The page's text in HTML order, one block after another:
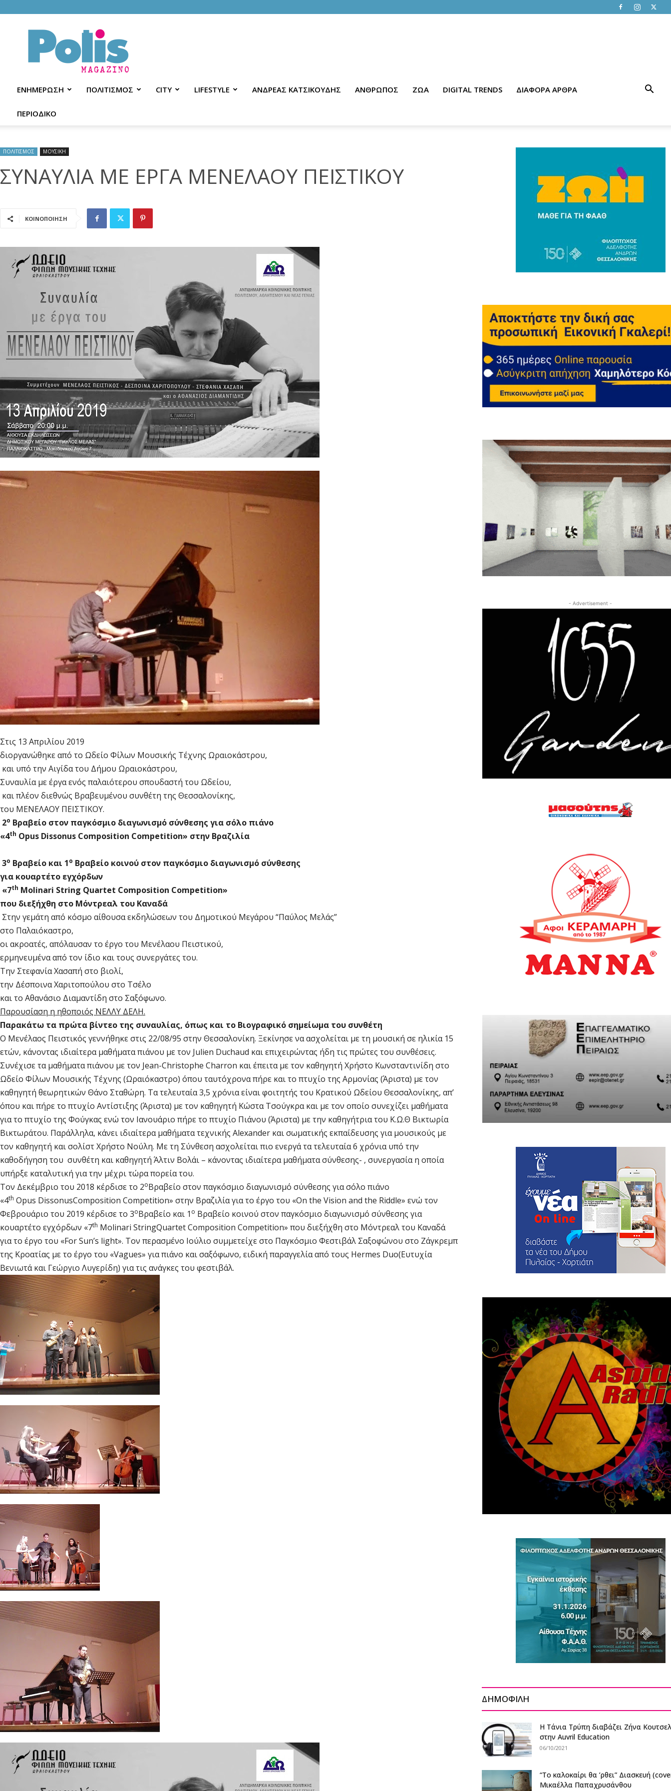
Polis
Magazino
ΕΝΗΜΕΡΩΣΗ ΠΟΛΙΤΙΣΜΟΣ CITY LIFESTYLE ΑΝΔΡΕΑΣ ΚΑΤΣΙΚΟΥΔΗΣ ΑΝΘΡΩΠΟΣ ΖΩΑ DIGITAL TRENDS ΔΙΑΦΟΡΑ ΑΡΘΡΑ
ΠΕΡΙΟΔΙΚΟ
ΠΟΛΙΤΙΣΜΟΣ ΜΟΥΣΙΚΗ
ΣΥΝΑΥΛΙΑ ΜΕ ΕΡΓΑ ΜΕΝΕΛΑΟΥ ΠΕΙΣΤΙΚΟΥ
ΚΟΙΝΟΠΟΙΗΣΗ
Στις 13 Απριλίου 2019
διοργανώθηκε από το Ωδείο Φίλων Μουσικής Τέχνης Ωραιοκάστρου,
και υπό την Αιγίδα του Δήμου Ωραιοκάστρου,
Συναυλία με έργα ενός παλαιότερου σπουδαστή του Ωδείου,
και πλέον διεθνώς Βραβευμένου συνθέτη της Θεσσαλονίκης,
του ΜΕΝΕΛΑΟΥ ΠΕΙΣΤΙΚΟΥ.
2ο Βραβείο στον παγκόσμιο διαγωνισμό σύνθεσης για σόλο πιάνο
«4th Opus Dissonus Composition Competition» στην Βραζιλία
3ο Βραβείο και 1ο Βραβείο κοινού στον παγκόσμιο διαγωνισμό σύνθεσης
για κουαρτέτο εγχόρδων
«7th Molinari String Quartet Composition Competition»
που διεξήχθη στο Μόντρεαλ του Καναδά
Στην γεμάτη από κόσμο αίθουσα εκδηλώσεων του Δημοτικού Μεγάρου “Παύλος Μελάς”
στο Παλαιόκαστρο,
οι ακροατές, απόλαυσαν το έργο του Μενέλαου Πειστικού,
ερμηνευμένα από τον ίδιο και τους συνεργάτες του.
Την Στεφανία Χασαπή στο βιολί,
την Δέσποινα Χαριτοπούλου στο Τσέλο
και το Αθανάσιο Διαμαντίδη στο Σαξόφωνο.
Παρουσίαση η ηθοποιός ΝΕΛΛΥ ΔΕΛΗ.
Παρακάτω τα πρώτα βίντεο της συναυλίας, όπως και το Βιογραφικό σημείωμα του συνθέτη
Ο Μενέλαος Πειστικός γεννήθηκε στις 22/08/95 στην Θεσσαλονίκη. Ξεκίνησε να ασχολείται με τη μουσική σε ηλικία 15
ετών, κάνοντας ιδιαίτερα μαθήματα πιάνου με τον Julien Duchaud και επιχειρώντας ήδη τις πρώτες του συνθέσεις.
Συνέχισε τα μαθήματα πιάνου με τον Jean-Christophe Charron και έπειτα με τον καθηγητή Χρήστο Κωνσταντινίδη στο
Ωδείο Φίλων Μουσικής Τέχνης (Ωραιόκαστρο) όπου ταυτόχρονα πήρε και το πτυχίο της Αρμονίας (Άριστα) με τον
καθηγητή θεωρητικών Θάνο Σταθώρη. Τα τελευταία 3,5 χρόνια είναι φοιτητής του Κρατικού Ωδείου Θεσσαλονίκης, απ’
όπου και πήρε το πτυχίο Αντίστιξης (Άριστα) με τον καθηγητή Κώστα Τσούγκρα και με τον οποίο συνεχίζει μαθήματα
για το πτυχίο της Φούγκας ενώ τον Ιανουάριο πήρε το πτυχίο Πιάνου (Άριστα) με την καθηγήτρια του Κ.Ω.Θ Βικτωρία
Βικτωράτου. Παράλληλα, κάνει ιδιαίτερα μαθήματα τεχνικής Alexander και σωματικής εκπαίδευσης για μουσικούς με
τον καθηγητή και σολίστ Χρήστο Νούλη. Με τη Σύνθεση ασχολείται πιο ενεργά τα τελευταία 6 χρόνια υπό την
καθοδήγηση του συνθέτη και καθηγητή Άλτιν Βολάι – κάνοντας ιδιαίτερα μαθήματα σύνθεσης- , συνεργασία η οποία
υπήρξε καταλυτική για την μέχρι τώρα πορεία του.
Τον Δεκέμβριο του 2018 κέρδισε το 2οΒραβείο στον παγκόσμιο διαγωνισμό σύνθεσης για σόλο πιάνο
«4th Opus DissonusComposition Competition» στην Βραζιλία για το έργο του «On the Vision and the Riddle» ενώ τον
Φεβρουάριο του 2019 κέρδισε το 3οΒραβείο και 1 ο Βραβείο κοινού στον παγκόσμιο διαγωνισμό σύνθεσης για
κουαρτέτο εγχόρδων «7th Molinari StringQuartetComposition Competition» που διεξήχθη στο Μόντρεαλ του Καναδά
για το έργο του «ForSun’s light». Τον περασμένο Ιούλιο συμμετείχε στο Παγκόσμιο Φεστιβάλ Σαξοφώνου στο Ζάγκρεμπ
της Κροατίας με το έργο του «Vagues» για πιάνο και σαξόφωνο, ειδική παραγγελία από τους Hermes Duo(Ευτυχία
Βενιωτά και Γεώργιο Λυγερίδη) για τις ανάγκες του φεστιβάλ.
- Advertisement -
ΔΗΜΟΦΙΛΗ
Η Τάνια Τρύπη διαβάζει Ζήνα
στην Auvril Education
06/10/2021
“Το καλοκαίρι θα ’ρθει” Διασκευή
Μικαέλλα Παπαχρυσάνθου